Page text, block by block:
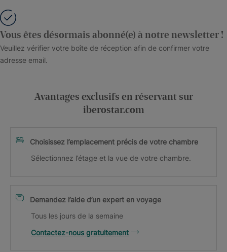
Vous êtes désormais abonné(e) à notre newsletter !
Veuillez vérifier votre boîte de réception afin de confirmer votre
adresse email.
Avantages exclusifs en réservant sur
iberostar.com
Choisissez l’emplacement précis de votre chambre
Sélectionnez l’étage et la vue de votre chambre.
Demandez l’aide d’un expert en voyage
Tous les jours de la semaine
Contactez-nous gratuitement